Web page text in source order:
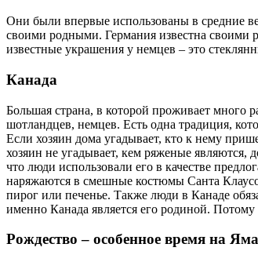
Они были впервые использованы в средние
своими родными. Германия известна своими
известные украшения у немцев – это
Канада
Большая страна, в которой проживает много
шотландцев, немцев. Есть одна традиция,
Если хозяин дома угадывает, кто к нему
хозяин не угадывает, кем ряженые являются,
что люди использовали его в качестве
наряжаются в смешные костюмы Санта
пирог или печенье. Также люди в Канаде
именно Канада является его родиной.
Рождество – особенное время на